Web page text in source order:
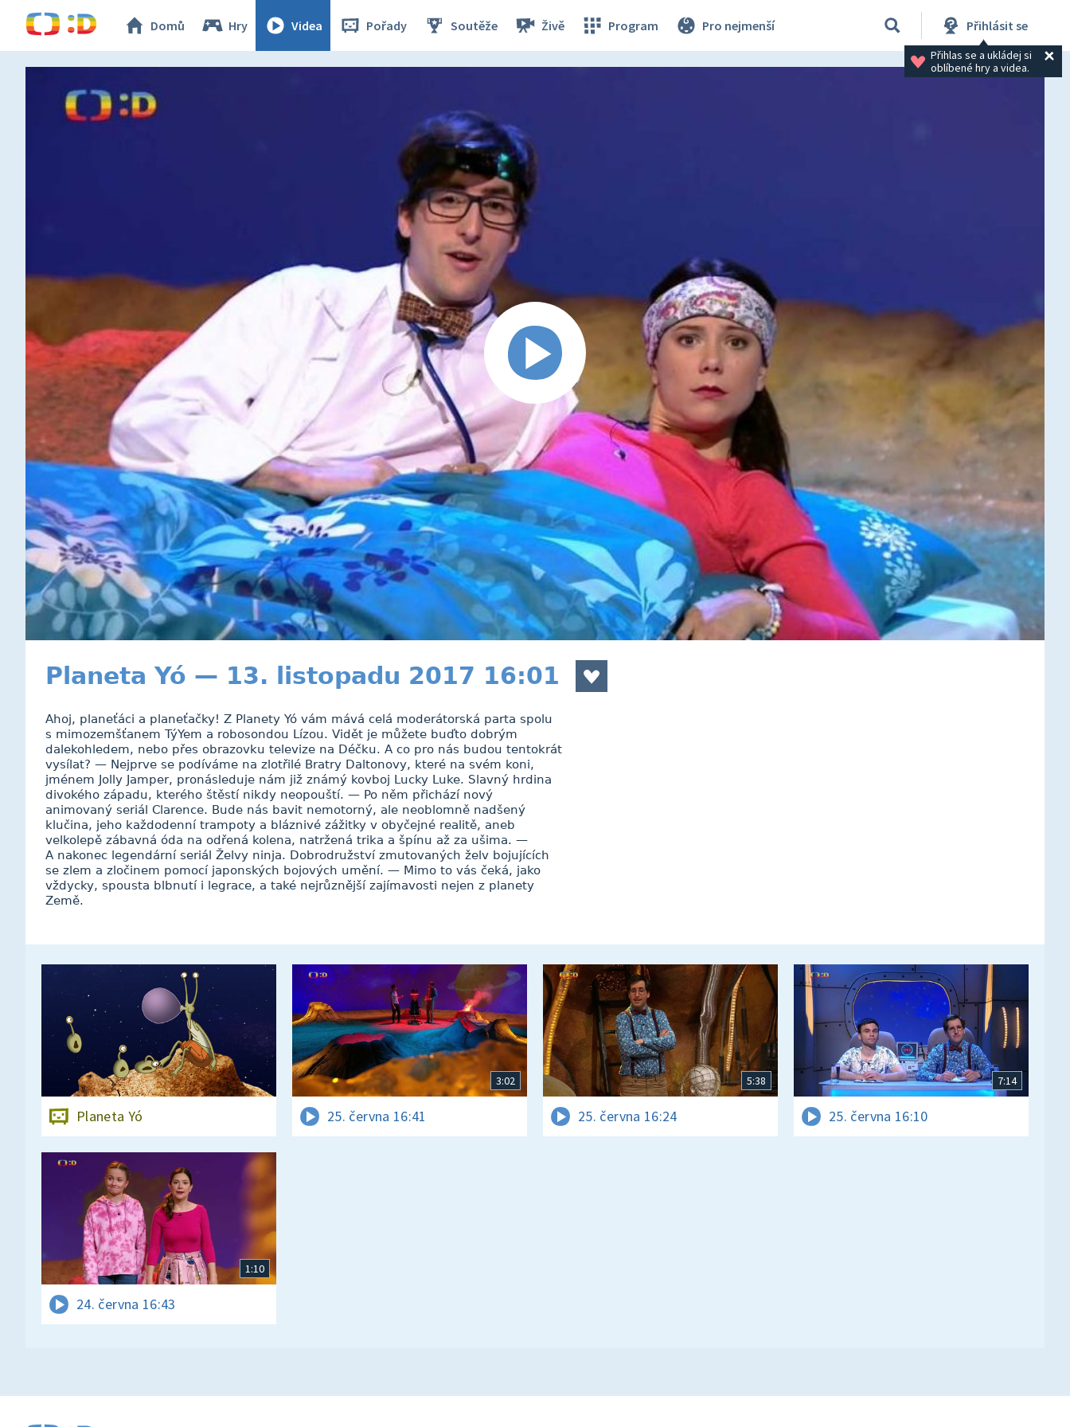
Domů Hry Videa Pořady Soutěže Živě Program Pro nejmenší Přihlásit se
Přihlas se a ukládej si
oblíbené hry a videa.
Planeta Yó — 13. listopadu 2017 16:01
Ahoj, planeťáci a planeťačky! Z Planety Yó vám mává celá moderátorská parta spolu
s mimozemšťanem TýYem a robosondou Lízou. Vidět je můžete buďto dobrým
dalekohledem, nebo přes obrazovku televize na Déčku. A co pro nás budou tentokrát
vysílat? — Nejprve se podíváme na zlotřilé Bratry Daltonovy, které na svém koni,
jménem Jolly Jamper, pronásleduje nám již známý kovboj Lucky Luke. Slavný hrdina
divokého západu, kterého štěstí nikdy neopouští. — Po něm přichází nový
animovaný seriál Clarence. Bude nás bavit nemotorný, ale neoblomně nadšený
klučina, jeho každodenní trampoty a bláznivé zážitky v obyčejné realitě, aneb
velkolepě zábavná óda na odřená kolena, natržená trika a špínu až za ušima. —
A nakonec legendární seriál Želvy ninja. Dobrodružství zmutovaných želv bojujících
se zlem a zločinem pomocí japonských bojových umění. — Mimo to vás čeká, jako
vždycky, spousta blbnutí i legrace, a také nejrůznější zajímavosti nejen z planety
Země.
Planeta Yó
3:02
25. června 16:41
5:38
25. června 16:24
7:14
25. června 16:10
1:10
24. června 16:43